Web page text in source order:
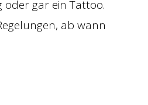
oder gar ein Tattoo.
ab wann